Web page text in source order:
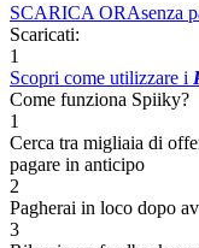
SCARICA ORAsenza
Scaricati:
1
Scopri come utilizzare i
Come funziona Spiiky?
1
Cerca tra migliaia di
pagare in anticipo
2
Pagherai in loco dopo
3